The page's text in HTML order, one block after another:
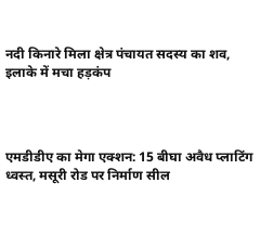
नदी किनारे मिला क्षेत्र पंचायत सदस्य का शव,
इलाके में मचा हड़कंप
एमडीडीए का मेगा एक्शन: 15 बीघा अवैध प्लाटिंग
ध्वस्त, मसूरी रोड पर निर्माण सील